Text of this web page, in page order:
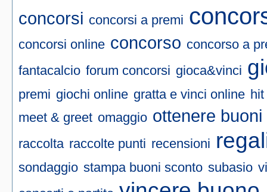
concorsi concorsi a premi
concorsi online concorso concorso a
fantacalcio forum concorsi gioca&vinci
premi giochi online gratta e vinci online hit
meet & greet omaggio ottenere
raccolta raccolte punti recensioni
sondaggio stampa buoni sconto subasio